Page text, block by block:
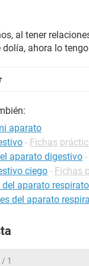
al tener
dolía, ahora lo
aparato
- Fichas
aparato digestivo -
ciego - Fichas
del aparato
del aparato
/ 1